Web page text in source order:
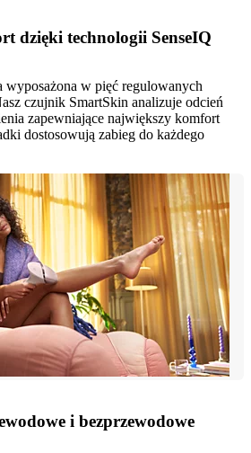
dzięki technologii SenseIQ
wyposażona w pięć regulowanych
czujnik SmartSkin analizuje odcień
zapewniające największy komfort
dostosowują zabieg do każdego
i bezprzewodowe